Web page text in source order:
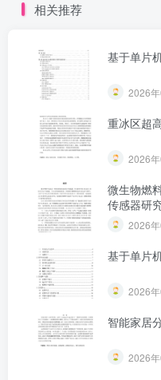
相关推荐
基于单片
2026
重冰区超
2026
微生物燃
传感器研
2026
基于单片
2026
智能家居
2026